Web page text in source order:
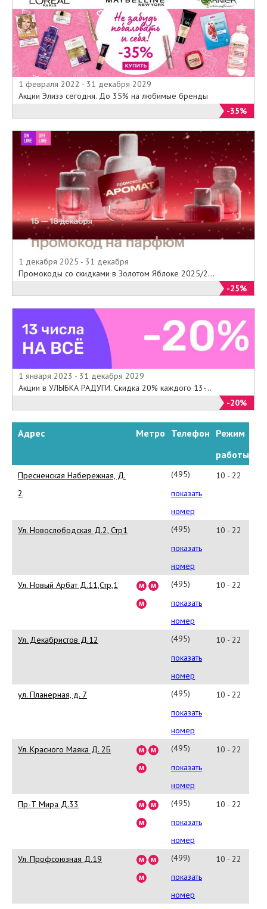
1 февраля 2022 - 31 декабря 2029
Акции Элизэ сегодня. До 35% на любимые бренды
-35%
1 декабря 2025 - 31 декабря
Промокоды со скидками в Золотом Яблоке 2025/2...
-25%
1 января 2023 - 31 декабря 2029
Акции в УЛЫБКА РАДУГИ. Скидка 20% каждого 13-...
-20%
Адрес Метро Телефон Режим
работы
Пресненская Набережная, Д.
2
(495)
797
31
98
показать
номер
10 - 22
Ул. Новослободская Д.2, Стр1
(495)
916
57
82
показать
номер
10 - 22
Ул. Новый Арбат Д.11,Стр,1
(495)
691
20
10
показать
номер
10 - 22
Ул. Декабристов Д.12
(495)
745
50
31
показать
номер
10 - 22
ул. Планерная, д. 7
(495)
545-
37-
12
показать
номер
10 - 22
Ул. Красного Маяка Д. 2Б
(495)
721-
82-
71
показать
номер
10 - 22
Пр-Т Мира Д.33
(495)
797
58
50
показать
номер
10 - 22
Ул. Профсоюзная Д.19
(499)
125
24
показать
номер
10 - 22